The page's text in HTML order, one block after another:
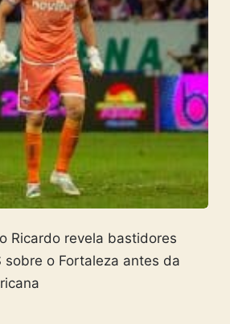
Ricardo revela bastidores
sobre o Fortaleza antes da